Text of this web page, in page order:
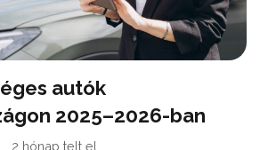
autók
2025–2026-ban
2 hónap telt el